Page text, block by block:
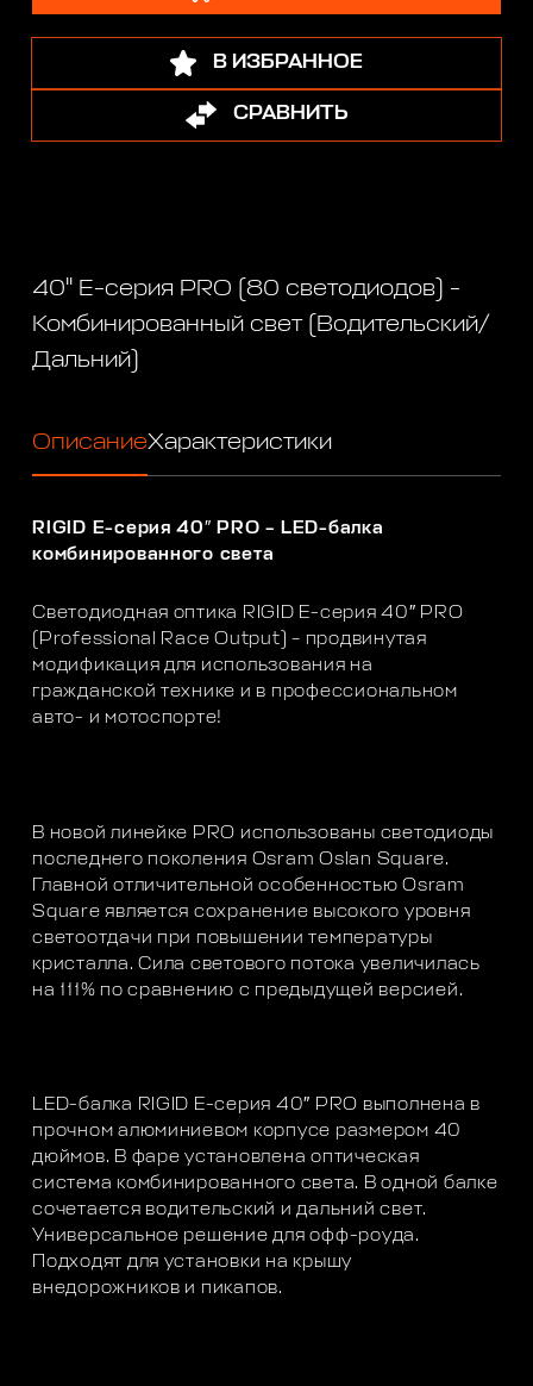
В ИЗБРАННОЕ
СРАВНИТЬ
40" Е-серия PRO (80 светодиодов) -
Комбинированный свет (Водительский/
Дальний)
ОписаниеХарактеристики
RIGID E-серия 40″ PRO – LED-балка
комбинированного света
Светодиодная оптика RIGID E-серия 40″ PRO
(Professional Race Output) – продвинутая
модификация для использования на
гражданской технике и в профессиональном
авто- и мотоспорте!
В новой линейке PRO использованы светодиоды
последнего поколения Osram Oslan Square.
Главной отличительной особенностью Osram
Square является сохранение высокого уровня
светоотдачи при повышении температуры
кристалла. Сила светового потока увеличилась
на 111% по сравнению с предыдущей версией.
LED-балка RIGID E-серия 40″ PRO выполнена в
прочном алюминиевом корпусе размером 40
дюймов. В фаре установлена оптическая
система комбинированного света. В одной балке
сочетается водительский и дальний свет.
Универсальное решение для офф-роуда.
Подходят для установки на крышу
внедорожников и пикапов.